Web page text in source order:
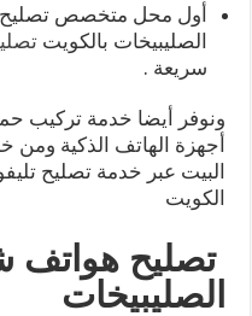
أول محل متخصص تصليح
الصليبيخات بالكويت
سريعة .
ونوفر أيضا خدمة تركيب
أجهزة الهاتف الذكية
البيت عبر خدمة تصليح
الكويت
تصليح
الصليبيخات